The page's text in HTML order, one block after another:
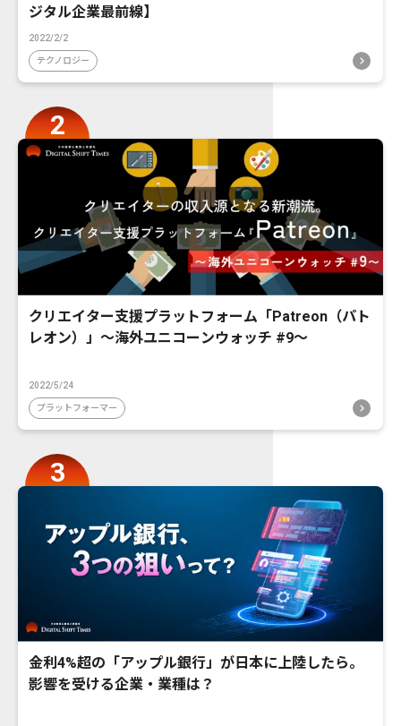
ジタル企業最前線】
2022/2/2
テクノロジー
クリエイター支援プラットフォーム「Patreon（パト
レオン）」〜海外ユニコーンウォッチ #9〜
2022/5/24
プラットフォーマー
金利4%超の「アップル銀行」が日本に上陸したら。
影響を受ける企業・業種は？